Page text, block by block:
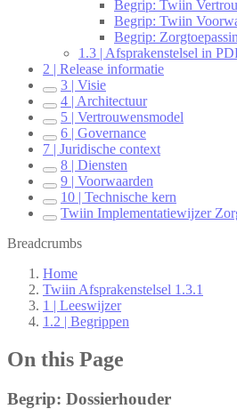
Begrip: Twiin
Begrip: Twiin
Begrip:
1.3 | Afsprakenstelsel in
2 | Release informatie
3 | Visie
4 | Architectuur
5 | Vertrouwensmodel
6 | Governance
7 | Juridische context
8 | Diensten
9 | Voorwaarden
10 | Technische kern
Twiin Implementatiewijzer
Breadcrumbs
Home
Twiin Afsprakenstelsel 1.3.1
1 | Leeswijzer
1.2 | Begrippen
On this Page
Begrip: Dossierhouder